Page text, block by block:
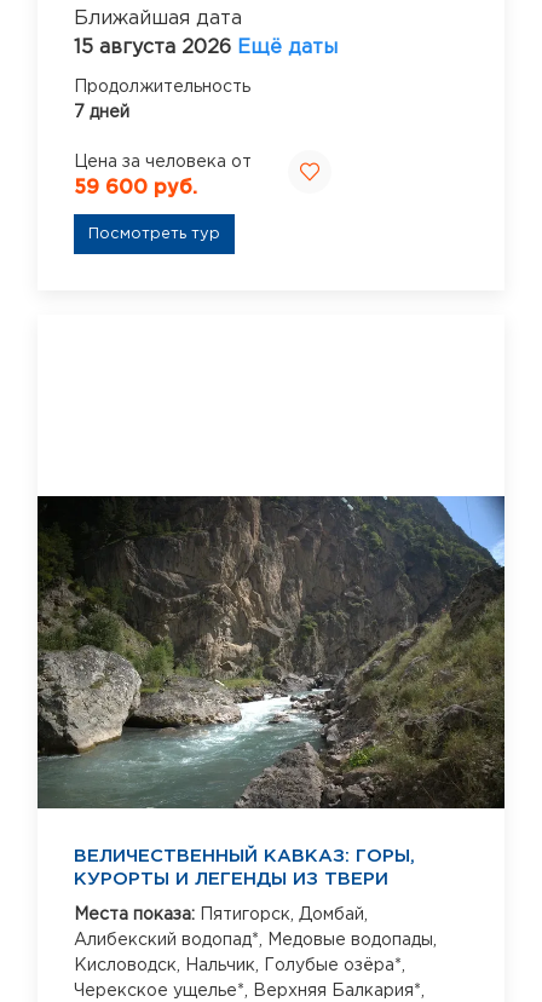
Ближайшая дата
15 августа 2026 Ещё даты
Продолжительность
7 дней
Цена за человека от
59 600 руб.
Посмотреть тур
ВЕЛИЧЕСТВЕННЫЙ КАВКАЗ: ГОРЫ,
КУРОРТЫ И ЛЕГЕНДЫ ИЗ ТВЕРИ
Места показа: Пятигорск, Домбай,
Алибекский водопад*,
Медовые водопады,
Кисловодск,
Нальчик,
Голубые озёра*,
Черекское ущелье*,
Верхняя Балкария*,